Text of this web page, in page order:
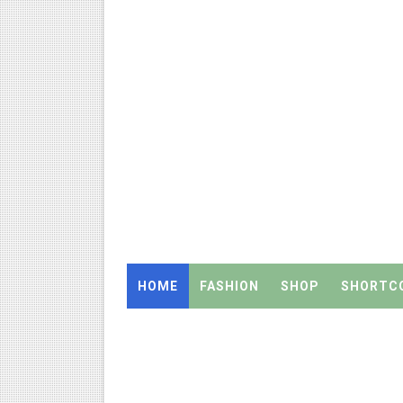
TN CPS Teachers News:
TN Teachers Leave Rules:
TN Budget Assembly
HOME FASHION SHOP